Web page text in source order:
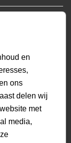
en
ons
delen wij
met
media,